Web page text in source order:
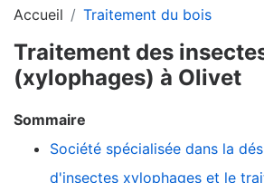
Accueil Traitement du bois
Traitement des
(xylophages) à Olivet
Sommaire
Société spécialisée dans la
d'insectes xylophages et le